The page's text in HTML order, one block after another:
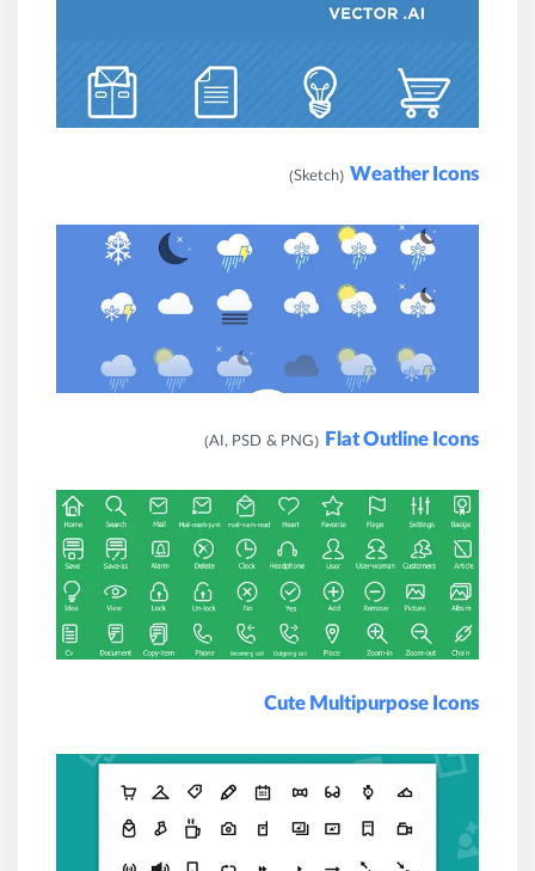
Weather Icons
(Sketch)
Flat Outline Icons
(AI, PSD & PNG)
Cute Multipurpose Icons